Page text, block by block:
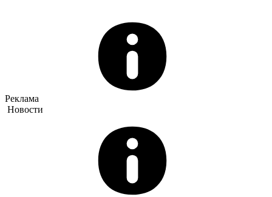
Реклама
Новости